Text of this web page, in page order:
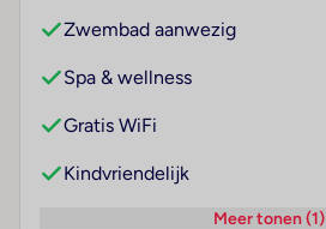
Zwembad aanwezig
Spa & wellness
Gratis WiFi
Kindvriendelijk
Meer tonen (1)